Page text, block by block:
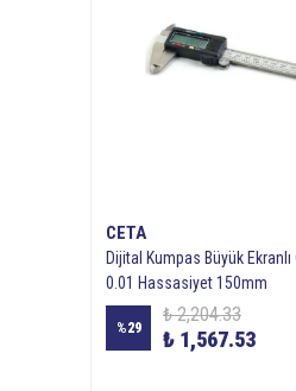
CETA
Dijital Kumpas Büyük
0.01 Hassasiyet 150mm
%29
₺ 2,204.33
₺ 1,567.53